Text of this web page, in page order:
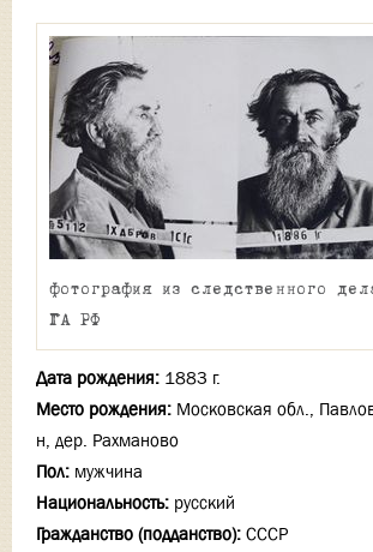
фотография из следственного
ГА РФ
Дата рождения: 1883 г.
Место рождения: Московская обл.,
н, дер. Рахманово
Пол: мужчина
Национальность: русский
Гражданство (подданство): СССР